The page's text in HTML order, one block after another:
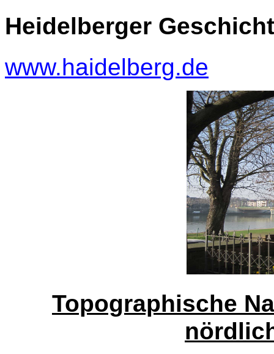
Heidelberger
www.haidelberg.de
Topographische